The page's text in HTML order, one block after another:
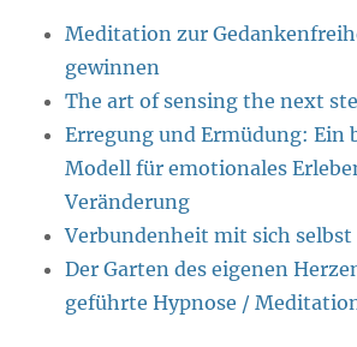
Meditation zur
gewinnen
The art of sensing the next
Erregung und Ermüdung: Ein
Modell für emotionales
Veränderung
Verbundenheit mit sich selbst
Der Garten des eigenen
geführte Hypnose /